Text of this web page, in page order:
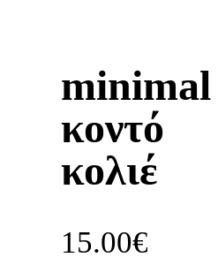
minimal
κοντό
κολιέ
15.00€